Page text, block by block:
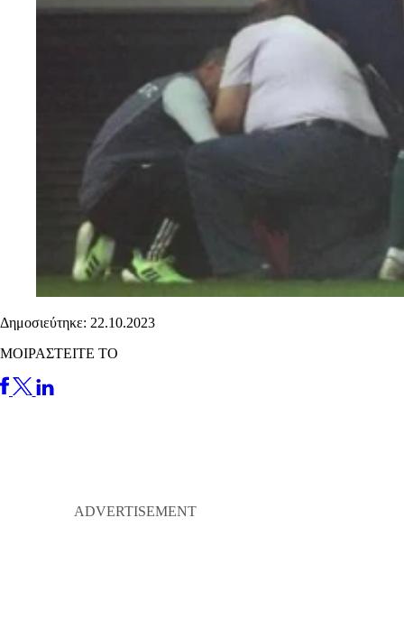
Δημοσιεύτηκε: 22.10.2023
ΜΟΙΡΑΣΤΕΙΤΕ ΤΟ